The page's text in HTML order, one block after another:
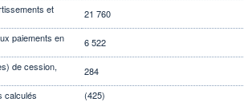
et
21 760
paiements en
6 522
de cession,
284
calculés
(425)